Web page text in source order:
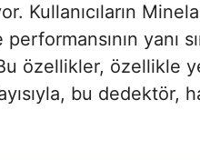
Kullanıcıların
performansının yanı
özellikler, özellikle
bu dedektör,